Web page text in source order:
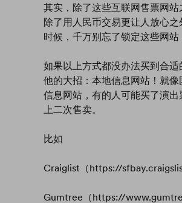
其实，除了这些互联网售票网
除了用人民币交易更让人放心
时候，千万别忘了锁定这些网
如果以上方式都没办法买到合
他的大招：本地信息网站！就
信息网站，有的人可能买了演
上二次售卖。
比如
Craiglist（https://
Gumtree（https://